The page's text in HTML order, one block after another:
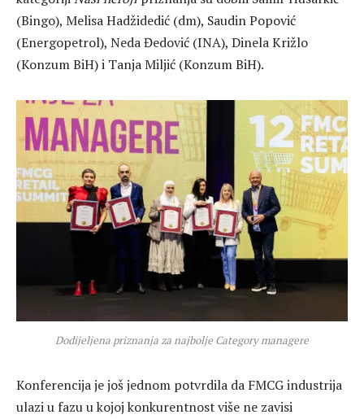
(Bingo), Melisa Hadžidedić (dm), Saudin Popović
(Energopetrol), Neda Đedović (INA), Dinela Križlo
(Konzum BiH) i Tanja Miljić (Konzum BiH).
Dodijeljena priznanja za najbolje Category managere
Konferencija je još jednom potvrdila da FMCG industrija
ulazi u fazu u kojoj konkurentnost više ne zavisi